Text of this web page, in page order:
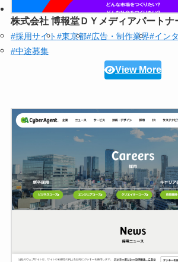
株式会社 博報堂ＤＹメディアパートナ
#採用サイト#東京都#広告・制作業界#イン
#中途募集
View More